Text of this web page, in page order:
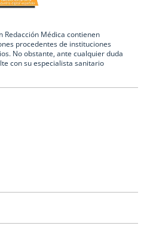
Redacción Médica contienen
procedentes de instituciones
No obstante, ante cualquier duda
con su especialista sanitario